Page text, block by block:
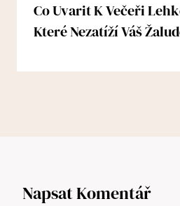
Co Uvarit K Večeři
Které Nezatíží Váš
Napsat Komentář